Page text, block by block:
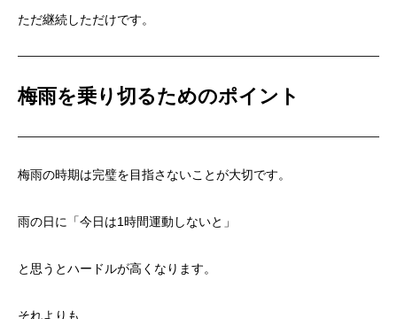
ただ継続しただけです。
梅雨を乗り切るためのポイント
梅雨の時期は完璧を目指さないことが大切です。
雨の日に「今日は1時間運動しないと」
と思うとハードルが高くなります。
それよりも